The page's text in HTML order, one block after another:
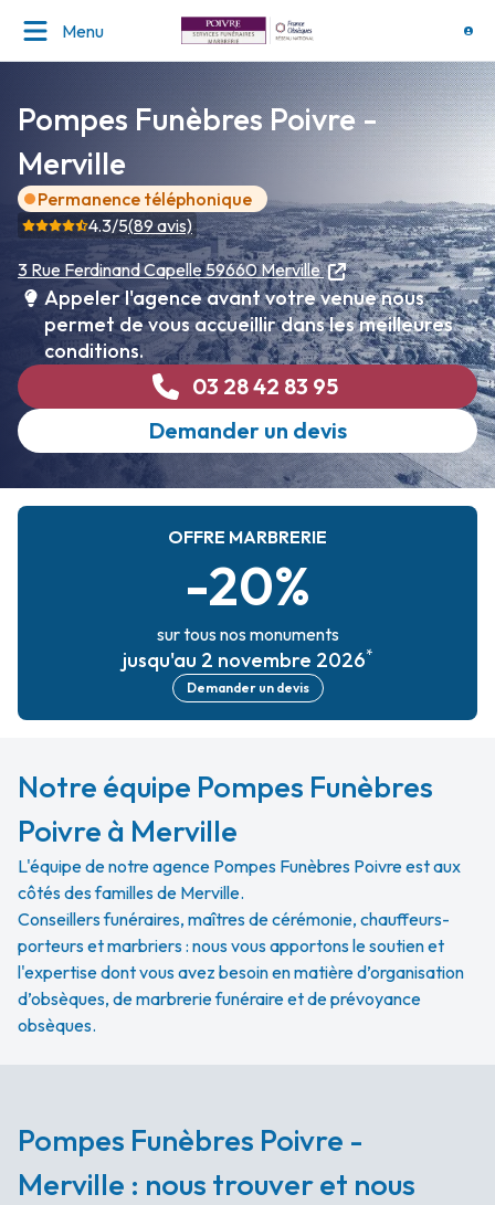
Menu
Pompes Funèbres Poivre -
Merville
Permanence téléphonique
4.3/5(89avis)
3 Rue Ferdinand Capelle 59660 Merville
03 28 42 83 95
Demander un devis
Appeler l'agence avant votre venue nous
permet de vous accueillir dans les meilleures
conditions.
OFFRE MARBRERIE
-20%
sur tous nos monuments
jusqu'au 2 novembre 2026*
Demander un devis
Notre équipe Pompes Funèbres
Poivre à Merville
L'équipe de notre agence Pompes Funèbres Poivre est aux
côtés des familles de Merville.
Conseillers funéraires, maîtres de cérémonie, chauffeurs-
porteurs et marbriers : nous vous apportons le soutien et
l'expertise dont vous avez besoin en matière d’organisation
d’obsèques, de marbrerie funéraire et de prévoyance
obsèques.
Pompes Funèbres Poivre -
Merville : nous trouver et nous